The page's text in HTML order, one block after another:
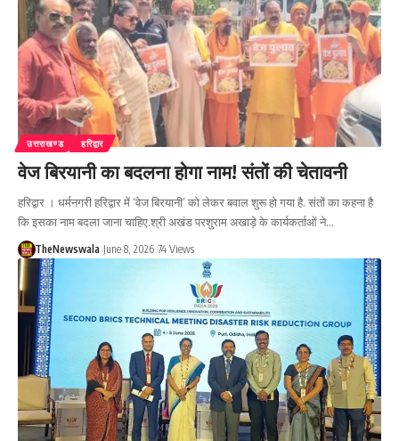
उत्तराखण्ड हरिद्वार
वेज बिरयानी का बदलना होगा नाम! संतों की चेतावनी
हरिद्वार । धर्मनगरी हरिद्वार में ‘वेज बिरयानी’ को लेकर बवाल शुरू हो गया है. संतों का कहना है
कि इसका नाम बदला जाना चाहिए.श्री अखंड परशुराम अखाड़े के कार्यकर्ताओं ने…
TheNewswala June 8, 2026 74 Views